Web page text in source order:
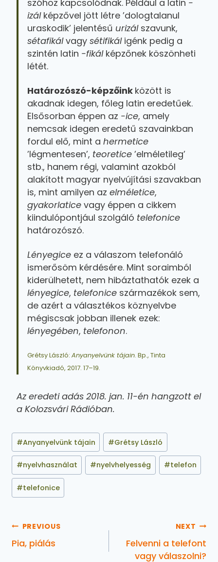
szóhoz kapcsolódnak. Például a latin -
izál képzővel jött létre ’dologtalanul
uraskodik’ jelentésű urizálszavunk,
sétafikálvagy sétifikáligénk pedig a
szintén latin -fikál képzőnek köszönheti
létét.
Határozószó-képzőink között is
akadnak idegen, főleg latin eredetűek.
Elsősorban éppen az -ice, amely
nemcsak idegen eredetű szavainkban
fordul elő, mint a hermetice
’légmentesen’, teoretice ’elméletileg’
stb., hanem régi, valamint azokból
alakított magyar nyelvújítási szavakban
is, mint amilyen az elméletice,
gyakorlatice vagy éppen a cikkem
kiindulópontjául szolgáló telefonice
határozószó.
Lényegice ez a válaszom telefonáló
ismerősöm kérdésére. Mint soraimból
kiderülhetett, nem hibáztathatók ezek a
lényegice, telefonice származékok sem,
de azért a választékos köznyelvbe
mégiscsak jobban illenek ezek:
lényegében, telefonon.
Grétsy László: Anyanyelvünk tájain. Bp., Tinta
Könyvkiadó, 2017. 17–19.
Az eredeti adás 2018. jan. 11-én hangzott el
a Kolozsvári Rádióban.
#Anyanyelvünk tájain #Grétsy László
#nyelvhasználat #nyelvhelyesség #telefon
#telefonice
PREVIOUS
Pia, piálás
NEXT
Felvenni a telefont
vagy válaszolni?